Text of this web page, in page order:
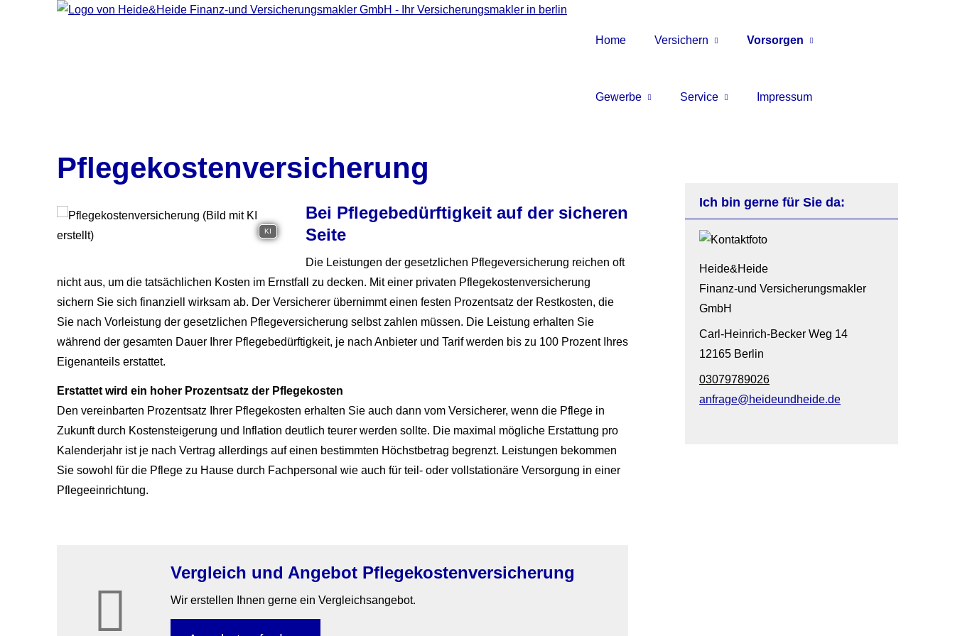
Home Versichern Vorsorgen
Gewerbe Service Impressum
Ich bin gerne für Sie da:
Heide&Heide
Finanz-und Ver­sicherungs­makler
GmbH
Carl-Heinrich-Becker Weg 14
12165 Berlin
03079789026
anfrage@heideundheide.de
Pflegekostenversicherung
KI
Bei Pflegebedürftigkeit auf der sicheren
Seite
Die Leistungen der gesetzlichen Pflege­ver­si­che­rung reichen oft
nicht aus, um die tatsächlichen Kosten im Ernstfall zu decken. Mit einer privaten Pflegekostenversicherung
sichern Sie sich finanziell wirksam ab. Der Versicherer übernimmt einen festen Prozentsatz der Restkosten, die
Sie nach Vorleistung der gesetzlichen Pflege­ver­si­che­rung selbst zahlen müssen. Die Leistung erhalten Sie
während der gesamten Dauer Ihrer Pflegebedürftigkeit, je nach Anbieter und Tarif werden bis zu 100 Prozent Ihres
Eigenanteils erstattet.
Erstattet wird ein hoher Prozentsatz der Pflegekosten
Den vereinbarten Prozentsatz Ihrer Pflegekosten erhalten Sie auch dann vom Versicherer, wenn die Pflege in
Zukunft durch Kostensteigerung und Inflation deutlich teurer werden sollte. Die maximal mögliche Erstattung pro
Kalenderjahr ist je nach Vertrag allerdings auf einen bestimmten Höchstbetrag begrenzt. Leistungen bekommen
Sie sowohl für die Pflege zu Hause durch Fachpersonal wie auch für teil- oder vollstationäre Versorgung in einer
Pflegeeinrichtung.
Vergleich und Angebot Pflegekostenversicherung
Wir erstellen Ihnen gerne ein Vergleichsangebot.